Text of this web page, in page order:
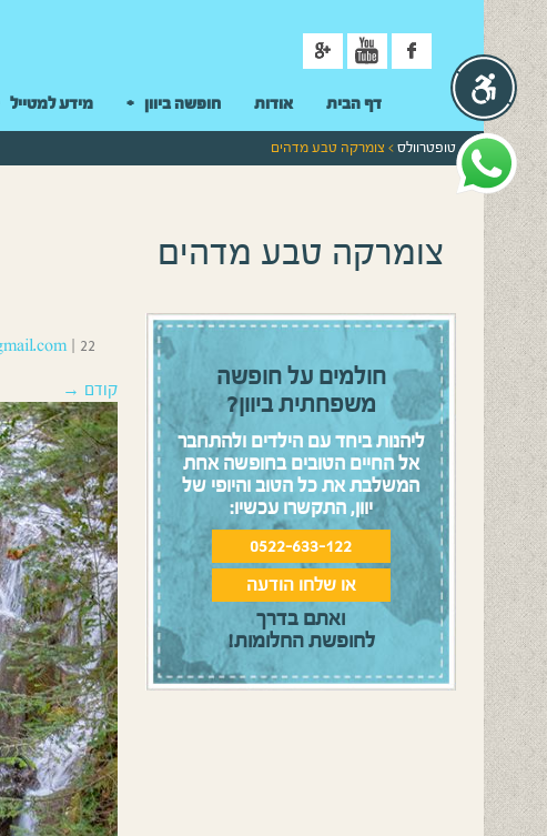
דף הבית אודות חופשה ביוון מידע למטייל
טופטרוולס > צומרקה טבע מדהים
צומרקה טבע מדהים
22 בנובמבר 2020
קודם →
חולמים על חופשה
משפחתית ביוון?
ליהנות ביחד עם הילדים ולהתחבר
אל החיים הטובים בחופשה אחת
המשלבת את כל הטוב והיופי של
יוון, התקשרו עכשיו:
0522-633-122
או שלחו הודעה
ואתם בדרך
לחופשת החלומות!